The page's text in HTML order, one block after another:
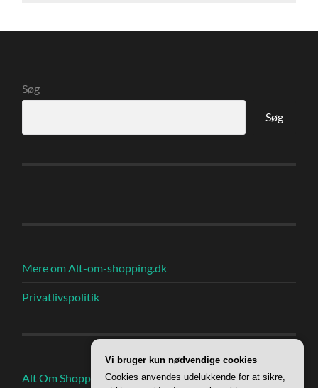
Søg
Søg
Mere om Alt-om-shopping.dk
Privatlivspolitik
Alt Om Shoppings Indlæg
Vi bruger kun nødvendige cookies
Cookies anvendes udelukkende for at sikre,